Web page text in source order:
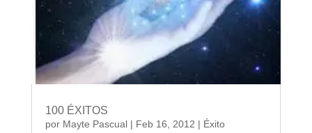
100 ÉXITOS
por Mayte Pascual| Feb 16, 2012 | Éxito